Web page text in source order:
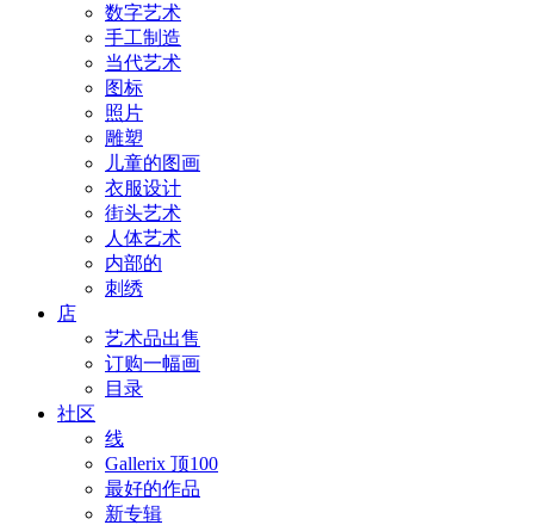
数字艺术
手工制造
当代艺术
图标
照片
雕塑
儿童的图画
衣服设计
街头艺术
人体艺术
内部的
刺绣
店
艺术品出售
订购一幅画
目录
社区
线
Gallerix 顶100
最好的作品
新专辑